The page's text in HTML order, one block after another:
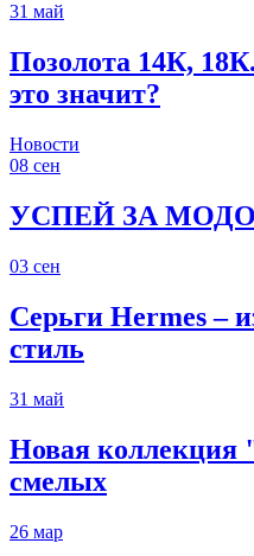
31 май
Позолота 14К,
это значит?
Новости
08 сен
УСПЕЙ ЗА
03 сен
Серьги Hermes –
стиль
31 май
Новая коллекция
смелых
26 мар